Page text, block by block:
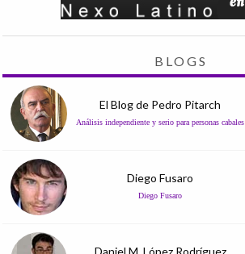
BLOGS
El Blog de Pedro Pitarch
Análisis independiente y serio para personas cabales
Diego Fusaro
Diego Fusaro
Daniel M. López Rodríguez